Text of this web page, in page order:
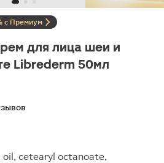
с Премиум
для лица шеи и
Librederm 50мл
cetearyl octanoate,